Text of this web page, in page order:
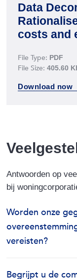
Data
costs and
File Type: PDF
File Size:405.60
Download now
Antwoorden op
bij
Worden onze
vereisten?
Begrijpt u de